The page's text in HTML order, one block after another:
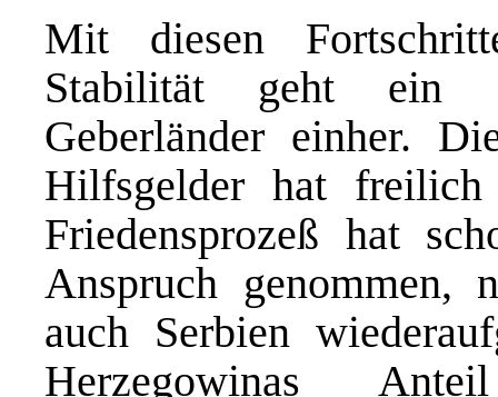
Mit diesen
Stabilität geht ein
Geberländer einher.
Hilfsgelder hat freilich
Friedensprozeß hat
Anspruch genommen,
auch Serbien
Herzegowinas